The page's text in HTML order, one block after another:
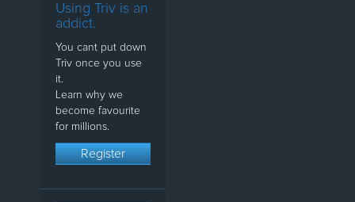
Using Triv is an
addict.
You cant put down
Triv once you use
it.
Learn why we
become favourite
for millions.
Register